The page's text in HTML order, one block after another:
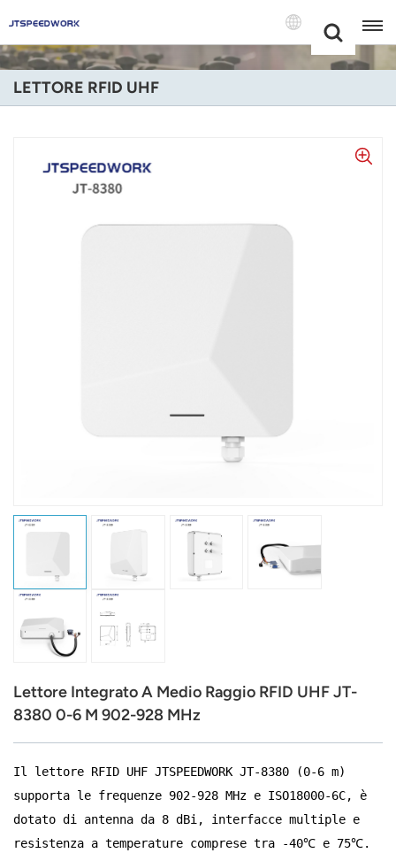
+86 -18681515767
English
Русский
日语
Türk
แบบไทย
Tiếng Việt
norsk
LETTORE RFID UHF
Lettore Integrato A Medio Raggio RFID UHF JT-
8380 0-6 M 902-928 MHz
Il lettore RFID UHF JTSPEEDWORK JT-8380 (0-6 m)
supporta le frequenze 902-928 MHz e ISO18000-6C, è
dotato di antenna da 8 dBi, interfacce multiple e
resistenza a temperature comprese tra -40℃ e 75℃.